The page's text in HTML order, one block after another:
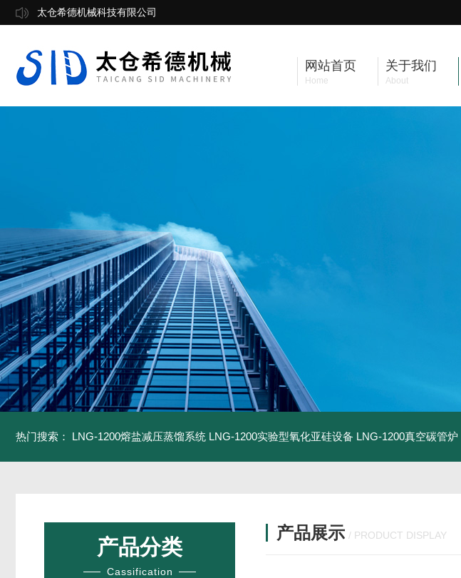
太仓希德机械科技有限公司
网站首页
Home
关于我们
About
热门搜索： LNG-1200熔盐减压蒸馏系统 LNG-1200实验型氧化亚硅设备 LNG-1200真空碳管炉
产品分类
Cassification
产品展示 / PRODUCT DISPLAY